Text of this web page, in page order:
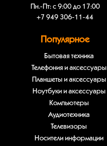
Пн.-Пт: с 9:00 до 17:00
+7 949 306-11-44
Популярное
Бытовая техника
Телефония и аксессуары
Планшеты и аксессуары
Ноутбуки и аксессуары
Компьютеры
Аудиотехника
Телевизоры
Носители информации